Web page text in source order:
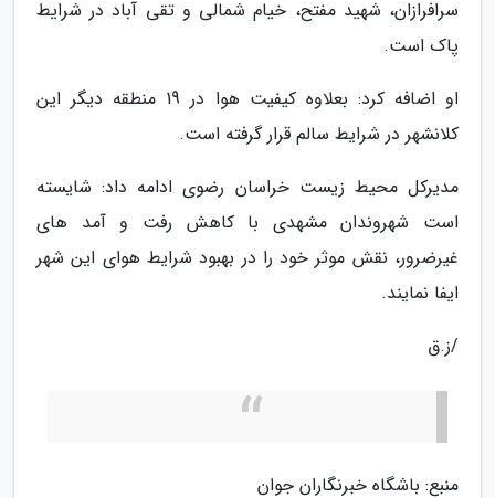
سرافرازان، شهید مفتح، خیام شمالی و تقی آباد در شرایط
پاک است.
او اضافه کرد: بعلاوه کیفیت هوا در 19 منطقه دیگر این
کلانشهر در شرایط سالم قرار گرفته است.
مدیرکل محیط زیست خراسان رضوی ادامه داد: شایسته
است شهروندان مشهدی با کاهش رفت و آمد های
غیرضرور، نقش موثر خود را در بهبود شرایط هوای این شهر
ایفا نمایند.
/ز.ق
منبع: باشگاه خبرنگاران جوان